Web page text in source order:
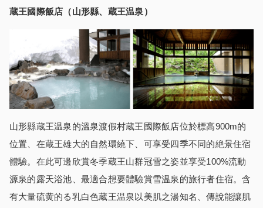
蔵王國際飯店（山形縣、蔵王温泉 ）
山形縣蔵王温泉的溫泉渡假村蔵王國際飯店位於標高900m的
位置、在蔵王雄大的自然環繞下、可享受四季不同的絶景住宿
體驗。在此可邊欣賞冬季蔵王山群冠雪之姿並享受100%流動
源泉的露天浴池、最適合想要體驗賞雪温泉的旅行者住宿。含
有大量硫黄的る乳白色蔵王温泉以美肌之湯知名、傳說能讓肌